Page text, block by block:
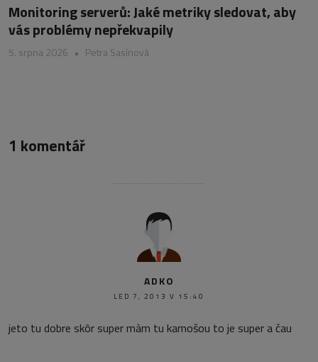
Monitoring serverů: Jaké metriky sledovat, aby
vás problémy nepřekvapily
5. srpna 2026 • Petra Sasínová
1 komentář
ADKO
LED 7, 2013 V 15:40
jeto tu dobre skôr super màm tu kamošou to je super a čau